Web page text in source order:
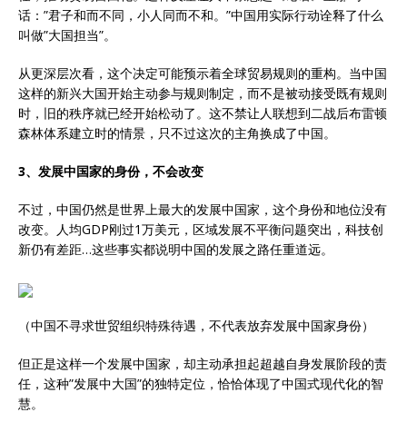
话：”君子和而不同，小人同而不和。”中国用实际行动诠释了什么
叫做”大国担当”。
从更深层次看，这个决定可能预示着全球贸易规则的重构。当中国
这样的新兴大国开始主动参与规则制定，而不是被动接受既有规则
时，旧的秩序就已经开始松动了。这不禁让人联想到二战后布雷顿
森林体系建立时的情景，只不过这次的主角换成了中国。
3、发展中国家的身份，不会改变
不过，中国仍然是世界上最大的发展中国家，这个身份和地位没有
改变。人均GDP刚过1万美元，区域发展不平衡问题突出，科技创
新仍有差距…这些事实都说明中国的发展之路任重道远。
（中国不寻求世贸组织特殊待遇，不代表放弃发展中国家身份）
但正是这样一个发展中国家，却主动承担起超越自身发展阶段的责
任，这种”发展中大国”的独特定位，恰恰体现了中国式现代化的智
慧。